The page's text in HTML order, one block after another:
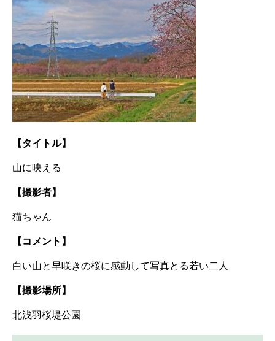
【タイトル】
山に映える
【撮影者】
猫ちゃん
【コメント】
白い山と早咲きの桜に感動して写真とる若い二人 ​
【撮影場所】
北浅羽桜堤公園